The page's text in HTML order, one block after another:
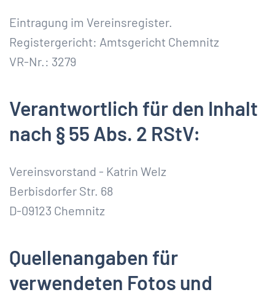
Eintragung im Vereinsregister.
Registergericht: Amtsgericht Chemnitz
VR-Nr.: 3279
Verantwortlich für den Inhalt
nach § 55 Abs. 2 RStV:
Vereinsvorstand - Katrin Welz
Berbisdorfer Str. 68
D-09123 Chemnitz
Quellenangaben für
verwendeten Fotos und